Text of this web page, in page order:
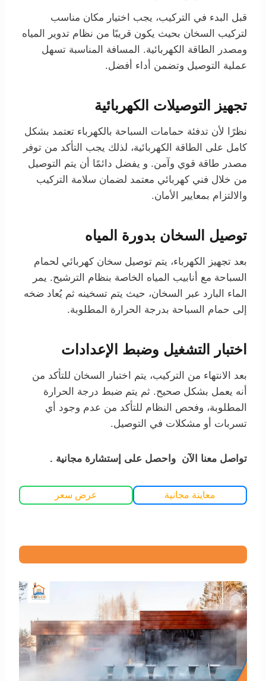
قبل البدء في التركيب، يجب اختيار مكان مناسب
لتركيب السخان بحيث يكون قريبًا من نظام تدوير المياه
ومصدر الطاقة الكهربائية. المسافة المناسبة تسهل
عملية التوصيل وتضمن أداء أفضل.
تجهيز التوصيلات الكهربائية
نظرًا لأن تدفئة حمامات السباحة بالكهرباء تعتمد بشكل
كامل على الطاقة الكهربائية، لذلك يجب التأكد من توفر
مصدر طاقة قوي وآمن. و يفضل دائمًا أن يتم التوصيل
من خلال فني كهربائي معتمد لضمان سلامة التركيب
والالتزام بمعايير الأمان.
توصيل السخان بدورة المياه
بعد تجهيز الكهرباء، يتم توصيل سخان كهربائي لحمام
السباحة مع أنابيب المياه الخاصة بنظام الترشيح. يمر
الماء البارد عبر السخان، حيث يتم تسخينه ثم يُعاد ضخه
إلى حمام السباحة بدرجة الحرارة المطلوبة.
اختبار التشغيل وضبط الإعدادات
بعد الانتهاء من التركيب، يتم اختبار السخان للتأكد من
أنه يعمل بشكل صحيح. ثم يتم ضبط درجة الحرارة
المطلوبة، وفحص النظام للتأكد من عدم وجود أي
تسربات أو مشكلات في التوصيل.
تواصل معنا الآن واحصل على إستشارة مجانية .
معاينة مجانية عرض سعر